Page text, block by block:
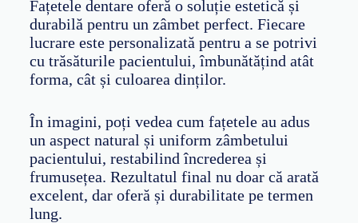
Fațetele dentare oferă o soluție estetică și
durabilă pentru un zâmbet perfect. Fiecare
lucrare este personalizată pentru a se potrivi
cu trăsăturile pacientului, îmbunătățind atât
forma, cât și culoarea dinților.
În imagini, poți vedea cum fațetele au adus
un aspect natural și uniform zâmbetului
pacientului, restabilind încrederea și
frumusețea. Rezultatul final nu doar că arată
excelent, dar oferă și durabilitate pe termen
lung.